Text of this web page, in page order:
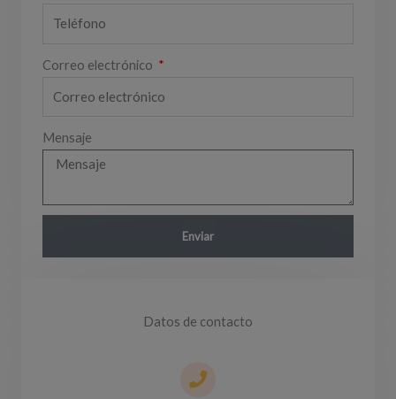
Correo electrónico
Mensaje
Enviar
Datos de contacto